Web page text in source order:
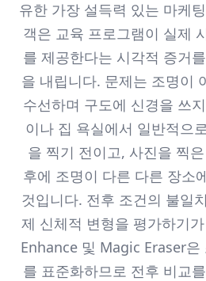
유한 가장 설득력 있는 마케
객은 교육 프로그램이 실제
를 제공한다는 시각적 증거
을 내립니다. 문제는 조명이
수선하며 구도에 신경을 쓰
이나 집 욕실에서 일반적으
을 찍기 전이고, 사진을 찍
후에 조명이 다른 다른 장소
것입니다. 전후 조건의 불일
제 신체적 변형을 평가하기
Enhance 및 Magic Eraser은
를 표준화하므로 전후 비교